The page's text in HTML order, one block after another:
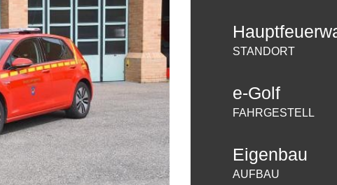
STANDORT
FAHRGESTELL
e-Golf
AUFBAU
Eigenbau